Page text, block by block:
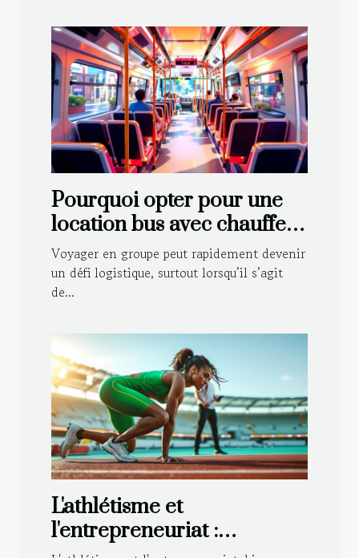
Pourquoi opter pour une
location bus avec chauffeur
pour vos voyages en
groupe ?
Voyager en groupe peut rapidement devenir
un défi logistique, surtout lorsqu’il s’agit
de...
L'athlétisme et
l'entrepreneuriat :